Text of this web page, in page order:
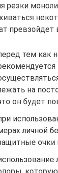
резки
превзойдет
тем как
на
он будет
личной
очки